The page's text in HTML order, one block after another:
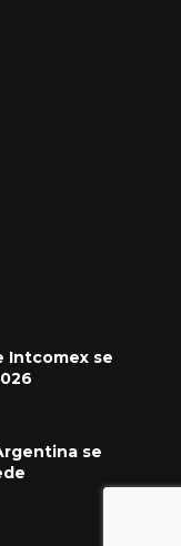
Intcomex se
se